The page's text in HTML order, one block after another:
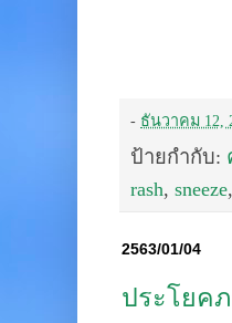
- ธันวาคม 12,
ป้ายกำกับ:
rash, sneeze,
2563/01/04
ประโยค